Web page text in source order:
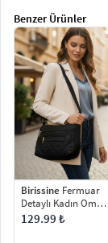
Benzer Ürünler
Birissine Fermuar
Detaylı Kadın Omuz
Çantası
129.99 ₺